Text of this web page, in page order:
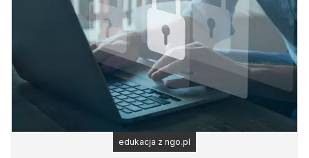
edukacja z ngo.pl